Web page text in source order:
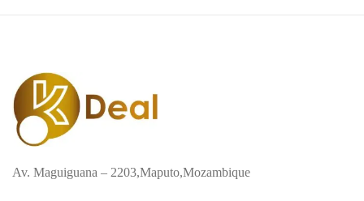
Av. Maguiguana – 2203,Maputo,Mozambique